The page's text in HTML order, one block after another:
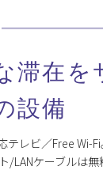
滞在を
設備
テレビ／Free Wi-
/LANケーブルは